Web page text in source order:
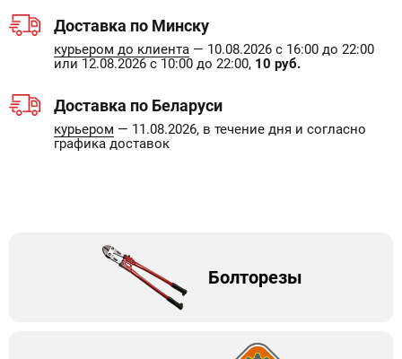
Доставка по Минску
курьером до клиента — 10.08.2026 с 16:00 до 22:00
или 12.08.2026 с 10:00 до 22:00, 10 руб.
Доставка по Беларуси
курьером — 11.08.2026, в течение дня и согласно
графика доставок
Болторезы